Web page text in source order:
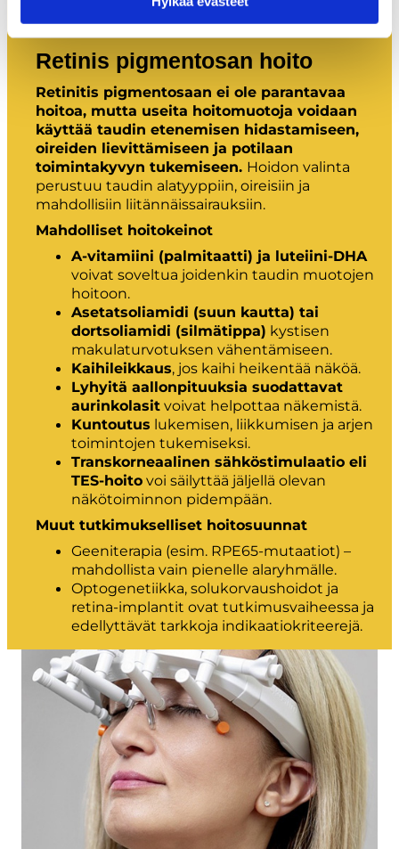
Retinis pigmentosan hoito
Retinitis pigmentosaan ei ole parantavaa
hoitoa, mutta useita hoitomuotoja voidaan
käyttää taudin etenemisen hidastamiseen,
oireiden lievittämiseen ja potilaan
toimintakyvyn tukemiseen. Hoidon valinta
perustuu taudin alatyyppiin, oireisiin ja
mahdollisiin liitännäissairauksiin.
Mahdolliset hoitokeinot
A-vitamiini (palmitaatti) ja luteiini-DHA
voivat soveltua joidenkin taudin muotojen
hoitoon.
Asetatsoliamidi (suun kautta) tai
dortsoliamidi (silmätippa) kystisen
makulaturvotuksen vähentämiseen.
Kaihileikkaus, jos kaihi heikentää näköä.
Lyhyitä aallonpituuksia suodattavat
aurinkolasit voivat helpottaa näkemistä.
Kuntoutus lukemisen, liikkumisen ja arjen
toimintojen tukemiseksi.
Transkorneaalinen sähköstimulaatio eli
TES-hoito voi säilyttää jäljellä olevan
näkötoiminnon pidempään.
Muut tutkimukselliset hoitosuunnat
Geeniterapia (esim. RPE65-mutaatiot) –
mahdollista vain pienelle alaryhmälle.
Optogenetiikka, solukorvaushoidot ja
retina-implantit ovat tutkimusvaiheessa ja
edellyttävät tarkkoja indikaatiokriteerejä.